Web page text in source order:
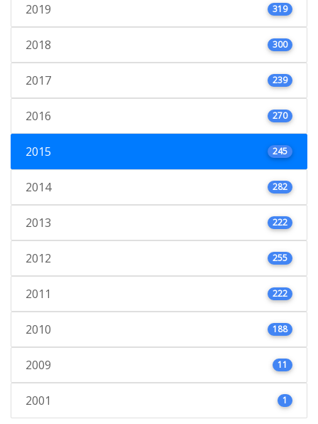
2019 319
2018 300
2017 239
2016 270
2015 245
2014 282
2013 222
2012 255
2011 222
2010 188
2009 11
2001 1